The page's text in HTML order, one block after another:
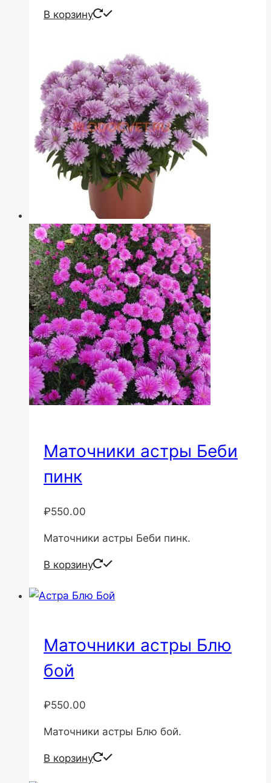
В корзину
Маточники астры Беби
пинк
₽550.00
Маточники астры Беби пинк.
В корзину
Маточники астры Блю
бой
₽550.00
Маточники астры Блю бой.
В корзину